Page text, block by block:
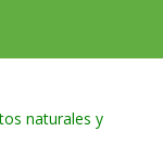
naturales y